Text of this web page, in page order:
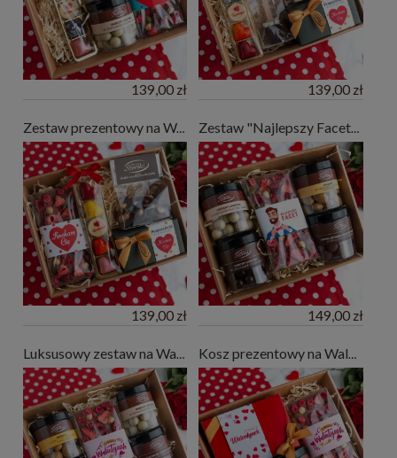
139,00 zł 139,00 zł
Zestaw prezentowy na Walentynki - Czekolada, czekoladki, pomarańcza w czekoladzie
139,00 zł
Zestaw "Najlepszy Facet" - czekolada, orzechy, migdały w czekoladzie
149,00 zł
Luksusowy zestaw na Walentynki - czekolada, orzechy w czekoladzie Kosz prezentowy na Walentynki "Z okazji Walentynek"